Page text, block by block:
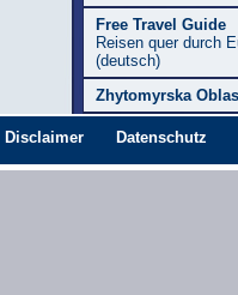
Free Travel Guide
Reisen quer durch
(deutsch)
Zhytomyrska
Disclaimer Datenschutz